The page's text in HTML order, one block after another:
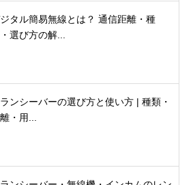
タル簡易無線とは？ 通信距離・種
選び方の解...
ランシーバーの選び方と使い方 | 種類・
・用...